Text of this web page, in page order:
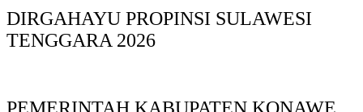
DIRGAHAYU PROPINSI SULAWESI
TENGGARA 2026